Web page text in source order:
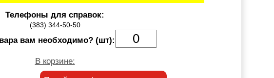
Телефоны для справок:
(383) 344-50-50
вам необходимо? (шт):
В корзине: